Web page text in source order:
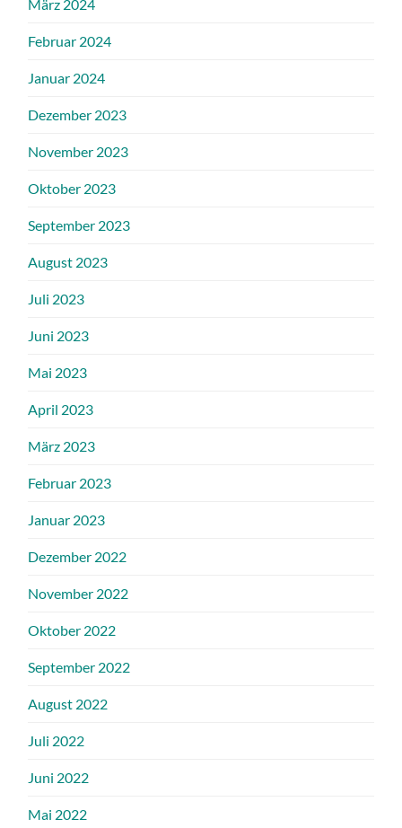
März 2024
Februar 2024
Januar 2024
Dezember 2023
November 2023
Oktober 2023
September 2023
August 2023
Juli 2023
Juni 2023
Mai 2023
April 2023
März 2023
Februar 2023
Januar 2023
Dezember 2022
November 2022
Oktober 2022
September 2022
August 2022
Juli 2022
Juni 2022
Mai 2022